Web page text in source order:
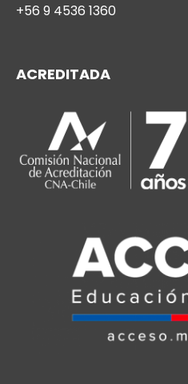
+56 9 4536 1360
ACREDITADA